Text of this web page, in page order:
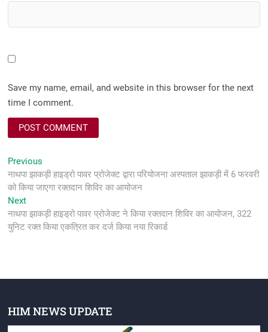
Save my name, email, and website in this browser for the next
time I comment.
Post
navigation
Previous
post:
नाथपा झाकड़ी हाइड्रो पावर प्रोजेक्ट द्वारा परियोजना अस्पताल झाकड़ी में 6 फरवरी
को किया जाएगा रक्तदान शिविर का आयोजन
NextNext
post:
नाथपा झाकड़ी हाइड्रो पावर प्रोजेक्ट ने किया रक्तदान शिविर का आयोजन, 322
युनिट रक्त किया एकत्रित कर दर्ज किया नया रिकार्ड
HIM NEWS UPDATE